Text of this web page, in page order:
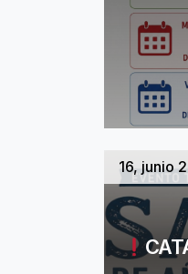
16, junio